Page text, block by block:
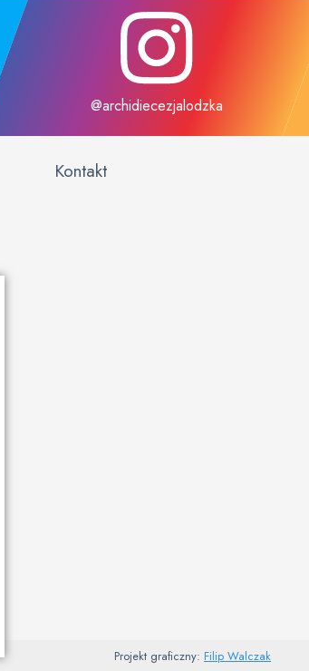
@archidiecezjalodzka
Kontakt
Projekt graficzny: Filip Walczak